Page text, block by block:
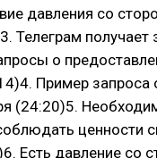
давления со
Телеграм получает
о
Пример
(24:20)5.
ценности
Есть давление со